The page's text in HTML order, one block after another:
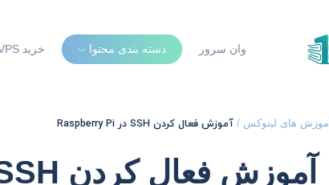
وان سرور دسته بندی محتوا خرید VPS
آموزش های لینوکس / آموزش فعال کردن SSH در Raspberry Pi
آموزش فعال کردن SSH در Raspberry Pi